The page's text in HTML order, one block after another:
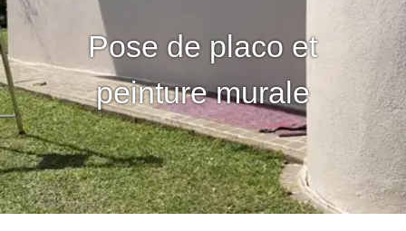
Pose de placo et
peinture murale